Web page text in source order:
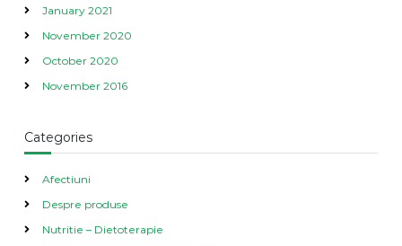
January 2021
November 2020
October 2020
November 2016
Categories
Afectiuni
Despre produse
Nutritie – Dietoterapie